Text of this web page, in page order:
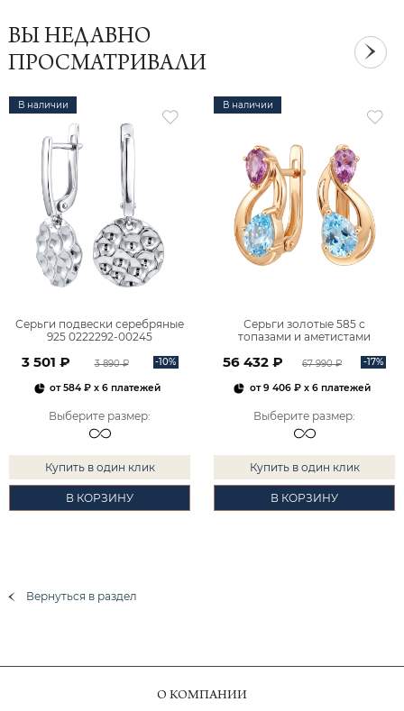
ВЫ НЕДАВНО
ПРОСМАТРИВАЛИ
В наличии
Серьги подвески серебряные
925 0222292-00245
3 501 ₽ 3 890 ₽ -10%
от584 ₽ x 6 платежей
Выберите размер:
Купить в один клик
В КОРЗИНУ
В наличии
Серьги золотые 585 с
топазами и аметистами
56 432 ₽ 67 990 ₽ -17%
от9 406 ₽x 6 платежей
Выберите размер:
Купить в один клик
В КОРЗИНУ
Вернуться в раздел
О КОМПАНИИ